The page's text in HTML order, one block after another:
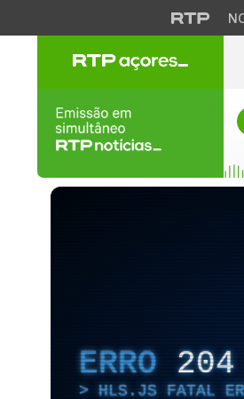
ERRO 204
HLS.JS FATAL